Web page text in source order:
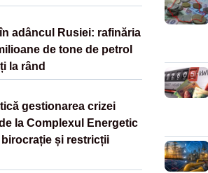
adâncul Rusiei: rafinăria
de tone de petrol
la rând
gestionarea crizei
la Complexul Energetic
și restricții